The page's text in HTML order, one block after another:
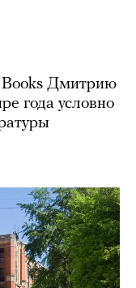
Books Дмитрию
года условно